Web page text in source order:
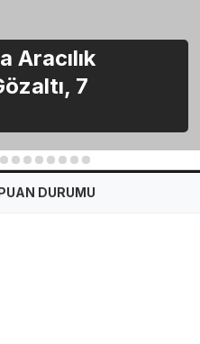
Aracılık
7
8 9 10 11 12 13 14 15
DURUMU